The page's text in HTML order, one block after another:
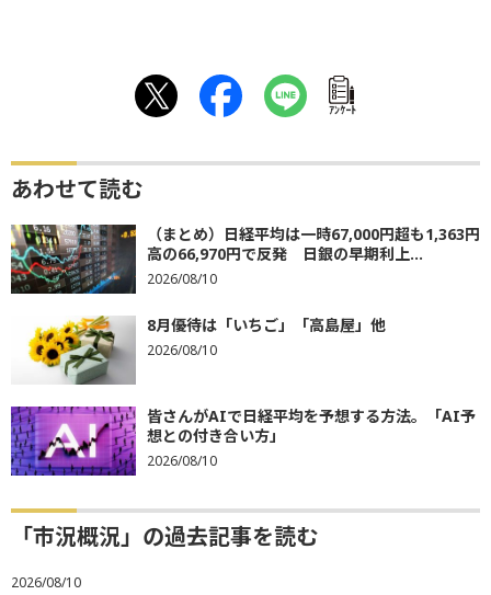
ｱﾝｹｰﾄ
あわせて読む
（まとめ）日経平均は一時67,000円超も1,363円
高の66,970円で反発 日銀の早期利上...
2026/08/10
8月優待は「いちご」「高島屋」他
2026/08/10
皆さんがAIで日経平均を予想する方法。「AI予
想との付き合い方」
2026/08/10
「市況概況」の過去記事を読む
2026/08/10